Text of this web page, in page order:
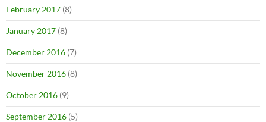
February 2017 (8)
January 2017 (8)
December 2016 (7)
November 2016 (8)
October 2016 (9)
September 2016 (5)